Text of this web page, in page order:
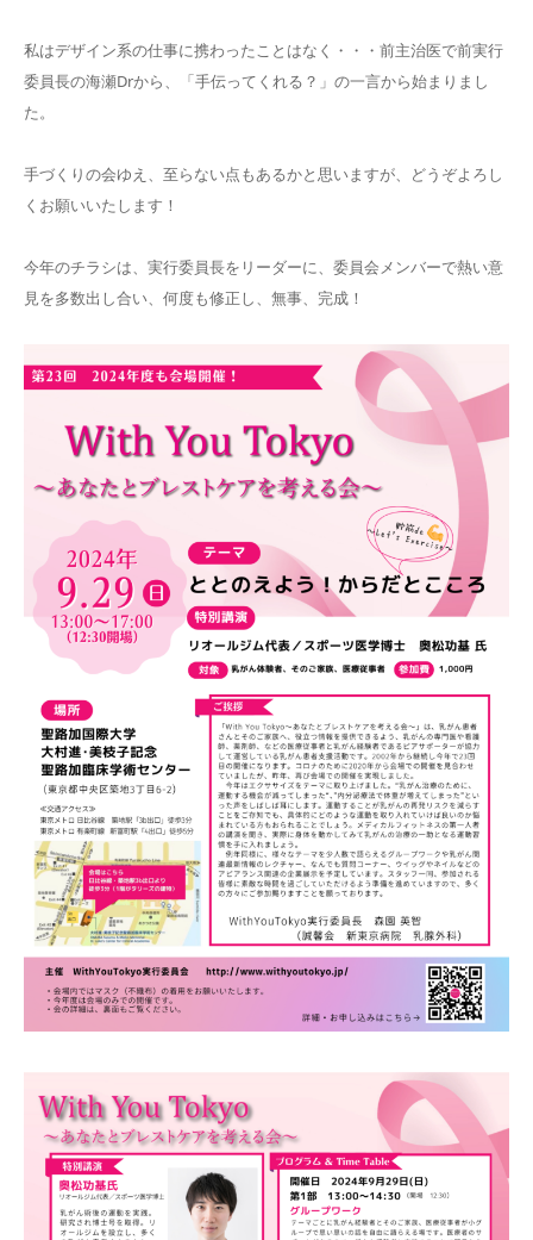
私はデザイン系の仕事に携わったことはなく・・・前主治医で前実行
委員長の海瀬Drから、「手伝ってくれる？」の一言から始まりまし
た。
手づくりの会ゆえ、至らない点もあるかと思いますが、どうぞよろし
くお願いいたします！
今年のチラシは、実行委員長をリーダーに、委員会メンバーで熱い意
見を多数出し合い、何度も修正し、無事、完成！